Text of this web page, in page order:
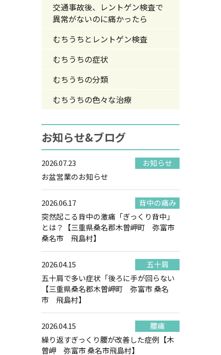
交通事故後、レントゲン検査で
異常がないのに痛かったら
むちうちとレントゲン検査
むちうちの症状
むちうちの分類
むちうちの色々な治療
お知らせ&ブログ
2026.07.23
お知らせ
お盆営業のお知らせ
2026.06.17
背中の痛み
突然起こる背中の激痛「ぎっくり背中」
とは？【三重県桑名郡木曽岬町 弥富市
桑名市 飛島村】
2026.04.15
五十肩
五十肩で多い症状「後ろに手が回らない
【三重県桑名郡木曽岬町 弥富市 桑名
市 飛島村】
2026.04.15
腰痛
繰り返すぎっくり腰が改善した症例【木
曽岬 弥富市 桑名市飛島村】